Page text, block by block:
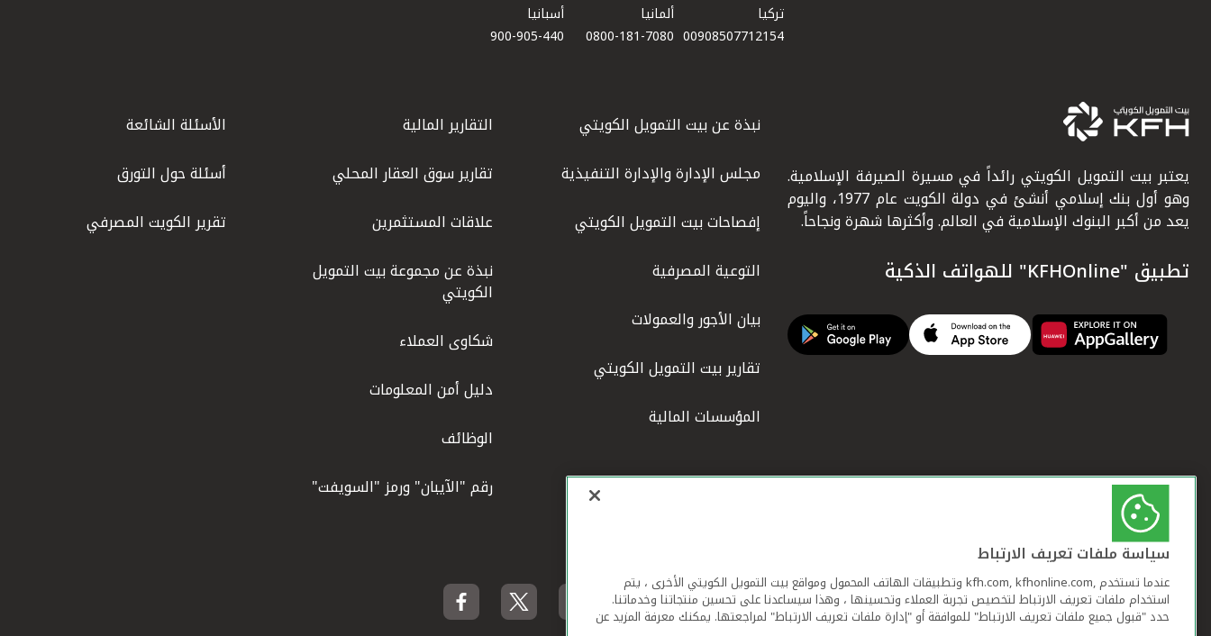
تركيا
00908507712154​
ألمانيا
0800-181-7080
أسبانيا
900-905-440
يعتبر بيت التمويل الكويتي رائداً في مسيرة الصيرفة الإسلامية.
وهو أول بنك إسلامي أنشئ في دولة الكويت عام 1977، واليوم
يعد من أكبر البنوك الإسلامية في العالم. وأكثرها شهرة ونجاحاً.
تطبيق "KFHOnline" للهواتف الذكية
نبذة عن بيت التمويل الكويتي
مجلس الإدارة والإدارة التنفيذية
إفصاحات بيت التمويل الكويتي
التوعية المصرفية
بيان الأجور والعمولات
تقارير بيت التمويل الكويتي
المؤسسات المالية
التقارير المالية
تقارير سوق العقار المحلي
علاقات المستثمرين
نبذة عن مجموعة بيت التمويل
الكويتي
شكاوى العملاء
دليل أمن المعلومات
الوظائف
رقم "الآيبان" ورمز "السويفت"
الأسئلة الشائعة
أسئلة حول التورق
تقرير الكويت المصرفي
سياسة ملفات تعريف الارتباط
عندما تستخدم ,kfh.com, kfhonline.com وتطبيقات الهاتف المحمول ومواقع بيت التمويل الكويتي الأخرى ، يتم
استخدام ملفات تعريف الارتباط لتخصيص تجربة العملاء وتحسينها ، وهذا سيساعدنا على تحسين منتجاتنا وخدماتنا.
حدد "قبول جميع ملفات تعريف الارتباط" للموافقة أو "إدارة ملفات تعريف الارتباط" لمراجعتها. يمكنك معرفة المزيد عن